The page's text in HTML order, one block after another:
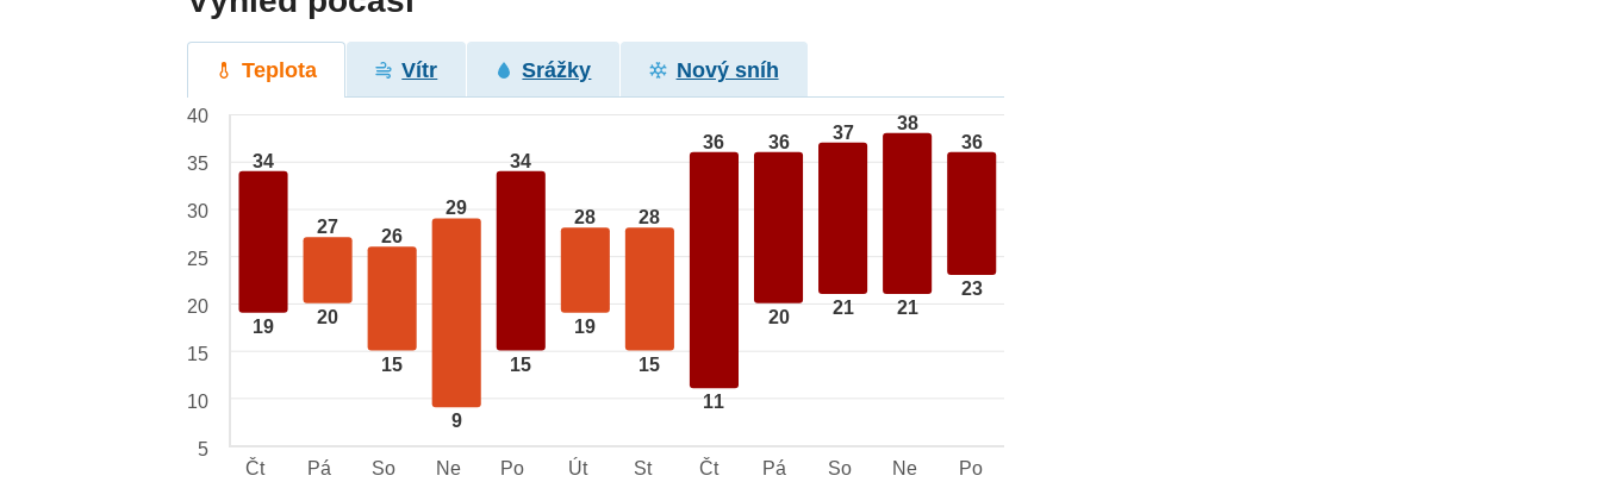
Teplota Vítr Srážky Nový sníh
34
19
27
20
26
15
29
9
34
15
28
19
28
15
36
11
36
20
37
21
38
21
36
23
40
35
30
25
20
15
10
5
Čt
Pá So Ne Po Út St Čt Pá So Ne Po